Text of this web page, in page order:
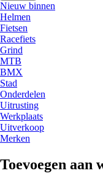
Nieuw binnen
Helmen
Fietsen
Racefiets
Grind
MTB
BMX
Stad
Onderdelen
Uitrusting
Werkplaats
Uitverkoop
Merken
Toevoegen aan